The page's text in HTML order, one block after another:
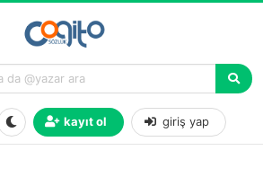
kayıt ol giriş yap